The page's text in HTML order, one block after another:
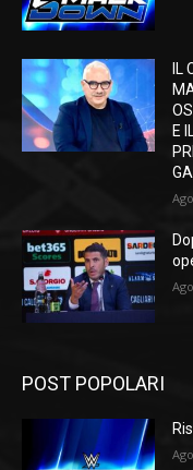
IL
E
POST POPOLARI